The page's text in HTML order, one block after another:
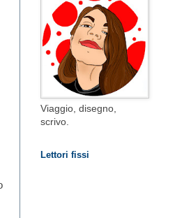
Viaggio, disegno,
scrivo.
Lettori fissi